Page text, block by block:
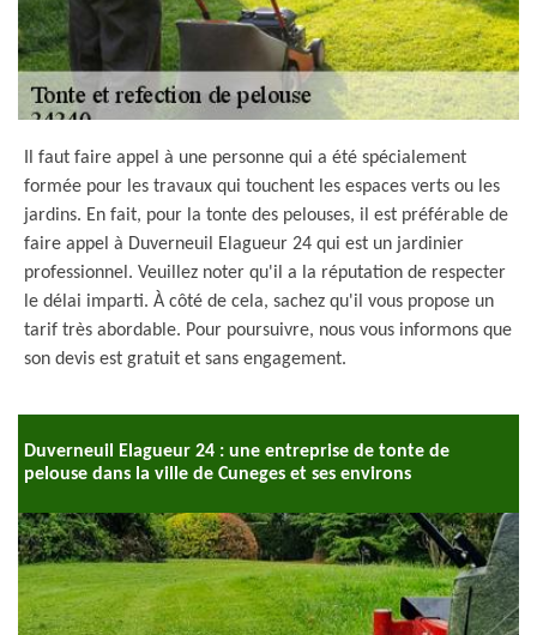
Il faut faire appel à une personne qui a été spécialement
formée pour les travaux qui touchent les espaces verts ou les
jardins. En fait, pour la tonte des pelouses, il est préférable de
faire appel à Duverneuil Elagueur 24 qui est un jardinier
professionnel. Veuillez noter qu'il a la réputation de respecter
le délai imparti. À côté de cela, sachez qu'il vous propose un
tarif très abordable. Pour poursuivre, nous vous informons que
son devis est gratuit et sans engagement.
Duverneuil Elagueur 24 : une entreprise de tonte de
pelouse dans la ville de Cuneges et ses environs